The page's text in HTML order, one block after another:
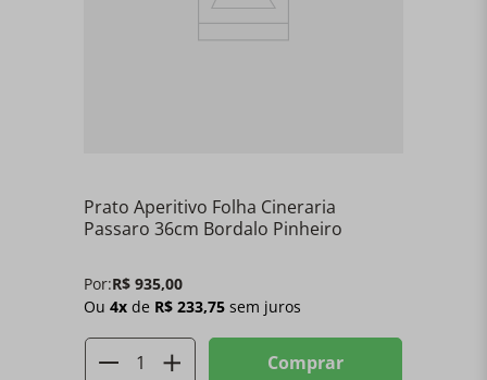
Prato Aperitivo Folha Cineraria
Passaro 36cm Bordalo Pinheiro
Por:R$ 935,00
Ou 4x de R$ 233,75 sem juros
Comprar